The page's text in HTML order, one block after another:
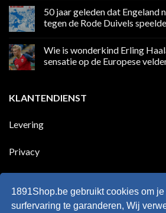
media
in
Premier
op
Ronaldo
eerste
meer
100
land
scoort
50 jaar geleden dat Engeland
tegen de Rode Duivels
op
jaar
nog
eens
tegen
Wie is wonderkind Erling
sensatie op de Europese
Wie
is
Haaland,
Europese
KLANTENDIENST
Levering
Privacy
Retourneren
1891Shop.be gebruikt cookies om
surfervaring te garanderen, Wij